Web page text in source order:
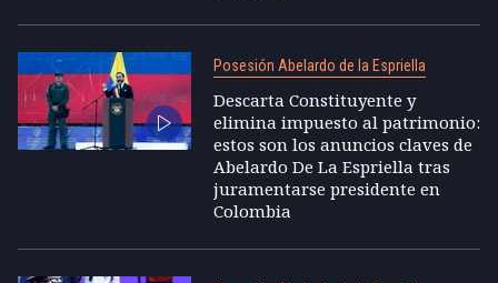
Posesión Abelardo de la Espriella
Descarta Constituyente y
elimina impuesto al patrimonio:
estos son los anuncios claves de
Abelardo De La Espriella tras
juramentarse presidente en
Colombia